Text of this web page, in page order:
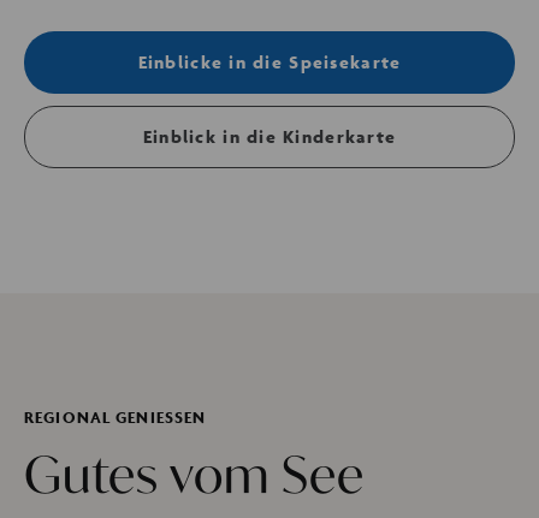
Einblicke in die Speisekarte
Einblick in die Kinderkarte
REGIONAL GENIESSEN
Gutes vom See